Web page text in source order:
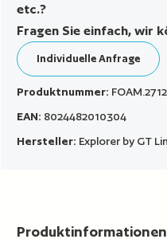
etc.?
Fragen Sie einfach, wir
Individuelle Anfrage
Produktnummer: FOAM.2712
EAN: 8024482010304
Hersteller: Explorer by GT